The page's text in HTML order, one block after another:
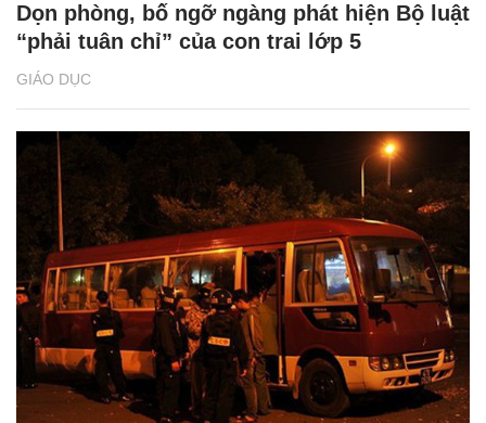
GIÁO DỤC
Dọn phòng, bố ngỡ ngàng phát hiện Bộ luật
“phải tuân chỉ” của con trai lớp 5